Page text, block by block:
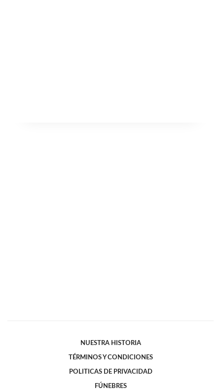
NUESTRA HISTORIA
TÉRMINOS Y CONDICIONES
POLITICAS DE PRIVACIDAD
FÚNEBRES